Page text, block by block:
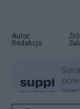
Autor:
Redakcja